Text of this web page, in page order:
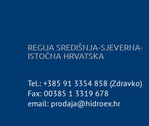
REGIJA SREDIŠNJA-SJEVERNA-
ISTOČNA HRVATSKA
Tel.: +385 91 3354 858 (Zdravko)
Fax: 00385 1 3319 678
email: prodaja@hidroex.hr